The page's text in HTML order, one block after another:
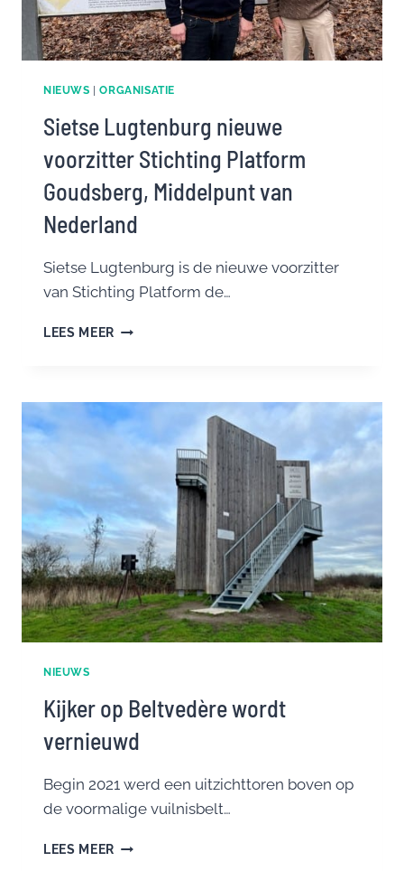
NIEUWS |ORGANISATIE
Sietse Lugtenburg nieuwe
voorzitter Stichting Platform
Goudsberg, Middelpunt van
Nederland
Sietse Lugtenburg is de nieuwe voorzitter
van Stichting Platform de…
LEES MEER SIETSE
STICHTING
PLATFORM
GOUDSBERG,
MIDDELPUNT
NEDERLAND
NIEUWS
Kijker op Beltvedère wordt
vernieuwd
Begin 2021 werd een uitzichttoren boven op
de voormalige vuilnisbelt…
LEES MEER KIJKER